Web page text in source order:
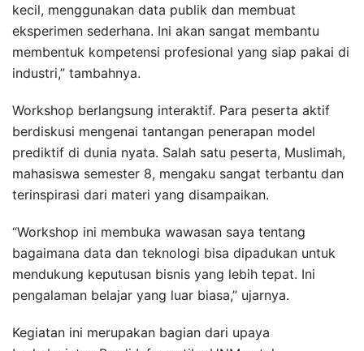
kecil, menggunakan data publik dan membuat
eksperimen sederhana. Ini akan sangat membantu
membentuk kompetensi profesional yang siap pakai di
industri,” tambahnya.
Workshop berlangsung interaktif. Para peserta aktif
berdiskusi mengenai tantangan penerapan model
prediktif di dunia nyata. Salah satu peserta, Muslimah,
mahasiswa semester 8, mengaku sangat terbantu dan
terinspirasi dari materi yang disampaikan.
“Workshop ini membuka wawasan saya tentang
bagaimana data dan teknologi bisa dipadukan untuk
mendukung keputusan bisnis yang lebih tepat. Ini
pengalaman belajar yang luar biasa,” ujarnya.
Kegiatan ini merupakan bagian dari upaya